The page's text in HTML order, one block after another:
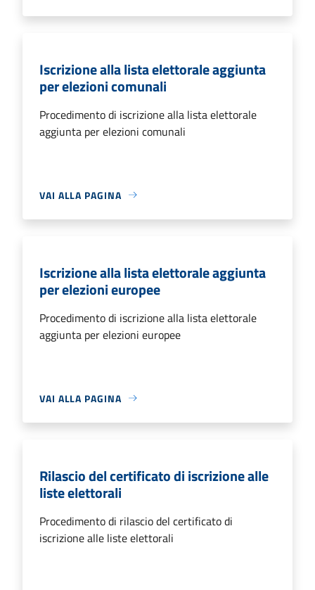
Iscrizione alla lista elettorale aggiunta
per elezioni comunali
Procedimento di iscrizione alla lista elettorale
aggiunta per elezioni comunali
VAI ALLA PAGINA
Iscrizione alla lista elettorale aggiunta
per elezioni europee
Procedimento di iscrizione alla lista elettorale
aggiunta per elezioni europee
VAI ALLA PAGINA
Rilascio del certificato di iscrizione alle
liste elettorali
Procedimento di rilascio del certificato di
iscrizione alle liste elettorali